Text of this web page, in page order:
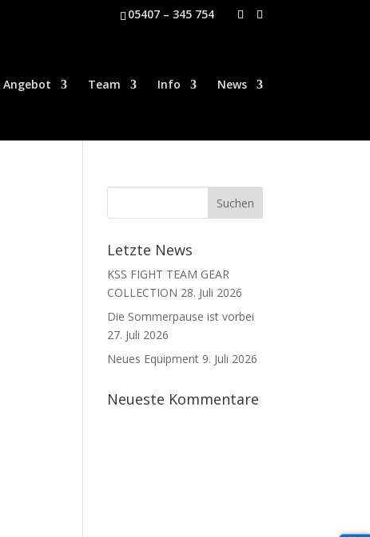
05407 – 345 754
Angebot Team Info News
Letzte News
KSS FIGHT TEAM GEAR
COLLECTION 28. Juli 2026
Die Sommerpause ist vorbei
27. Juli 2026
Neues Equipment 9. Juli 2026
Neueste Kommentare